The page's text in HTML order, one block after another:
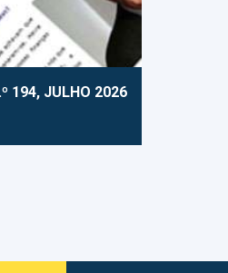
194, JULHO 2026